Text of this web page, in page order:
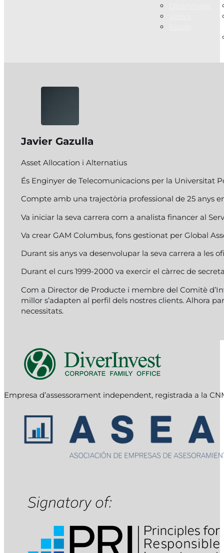
Javier Gazulla
Asset Allocation i Alternatius
És Enginyer de Telecomunicacions per la Universitat
Compte amb una trajectòria professional de 25 anys
Va iniciar la seva carrera com a analista financer al
Va crear GAM Columbus, fons gestionat per Global
Durant sis anys va desenvolupar la seva carrera a les
Durant el curs 1999-2000 va exercir el càrrec de
Com a Director de Producte i membre del Comitè
millor s’adapten al perfil dels nostres clients. Alhora
necessitats.
Empresa d’assessorament independent, registrada a la